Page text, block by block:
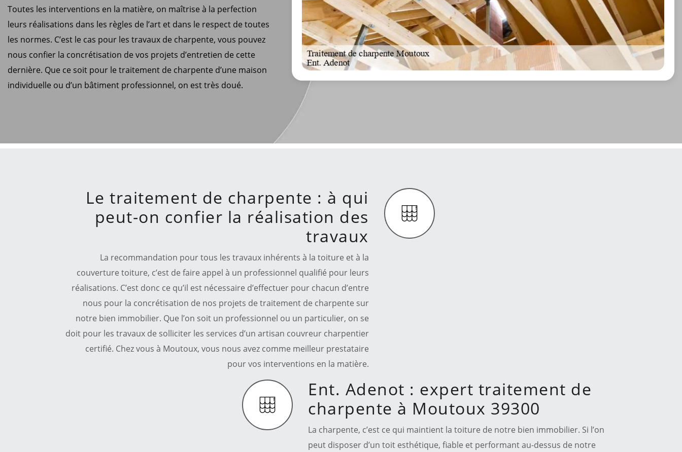
Toutes les interventions en la matière, on maîtrise à la perfection
leurs réalisations dans les règles de l’art et dans le respect de toutes
les normes. C’est le cas pour les travaux de charpente, vous pouvez
nous confier la concrétisation de vos projets d’entretien de cette
dernière. Que ce soit pour le traitement de charpente d’une maison
individuelle ou d’un bâtiment professionnel, on est très doué.
Le traitement de charpente : à qui
peut-on confier la réalisation des
travaux
La recommandation pour tous les travaux inhérents à la toiture et à la
couverture toiture, c’est de faire appel à un professionnel qualifié pour leurs
réalisations. C’est donc ce qu’il est nécessaire d’effectuer pour chacun d’entre
nous pour la concrétisation de nos projets de traitement de charpente sur
notre bien immobilier. Que l’on soit un professionnel ou un particulier, on se
doit pour les travaux de solliciter les services d’un artisan couvreur charpentier
certifié. Chez vous à Moutoux, vous nous avez comme meilleur prestataire
pour vos interventions en la matière.
Ent. Adenot : expert traitement de
charpente à Moutoux 39300
La charpente, c’est ce qui maintient la toiture de notre bien immobilier. Si l’on
peut disposer d’un toit esthétique, fiable et performant au-dessus de notre